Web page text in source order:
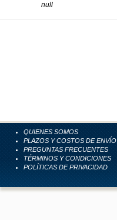
null
QUIENES SOMOS
PLAZOS Y COSTOS DE ENVÍO
PREGUNTAS FRECUENTES
TÉRMINOS Y CONDICIONES
POLÍTICAS DE PRIVACIDAD